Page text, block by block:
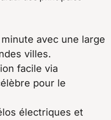
avec une large
villes.
facile via
pour le
électriques et